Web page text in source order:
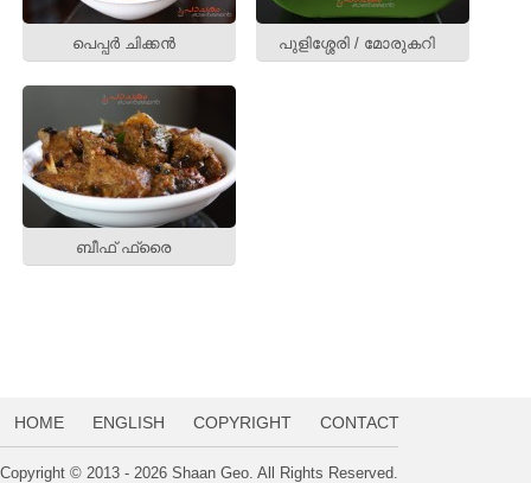
പെപ്പര്‍ ചിക്കന്‍ പുളിശ്ശേരി / മോരുകറി
ബീഫ് ഫ്രൈ
HOME ENGLISH COPYRIGHT CONTACT
Copyright © 2013 - 2026 Shaan Geo. All Rights Reserved.